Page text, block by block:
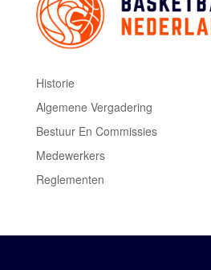
Historie
Algemene Vergadering
Bestuur En Commissies
Medewerkers
Reglementen